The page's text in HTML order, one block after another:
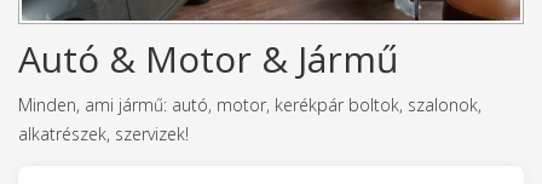
Autó & Motor & Jármű
Minden, ami jármű: autó, motor, kerékpár boltok, szalonok,
alkatrészek, szervizek!